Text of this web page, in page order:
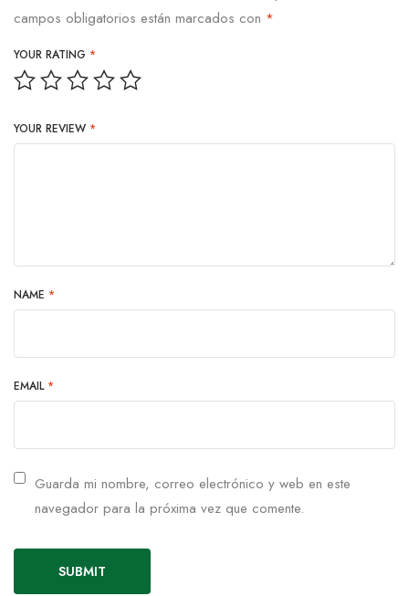
campos obligatorios están marcados con *
YOUR RATING *
YOUR REVIEW *
NAME *
EMAIL *
Guarda mi nombre, correo electrónico y web en este
navegador para la próxima vez que comente.